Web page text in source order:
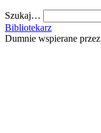
Szukaj…
Bibliotekarz
Dumnie wspierane przez